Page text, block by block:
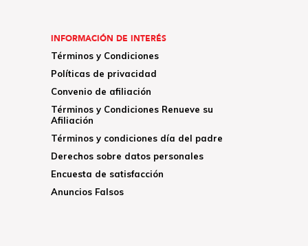
INFORMACIÓN DE INTERÉS
Términos y Condiciones
Políticas de privacidad
Convenio de afiliación
Términos y Condiciones Renueve su
Afiliación
Términos y condiciones día del padre
Derechos sobre datos personales
Encuesta de satisfacción
Anuncios Falsos